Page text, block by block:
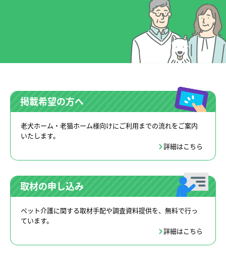
掲載希望の方へ
老犬ホーム・老猫ホーム様向けにご利用までの流れをご案内
いたします。
詳細はこちら
取材の申し込み
ペット介護に関する取材手配や調査資料提供を、無料で行っ
ています。
詳細はこちら